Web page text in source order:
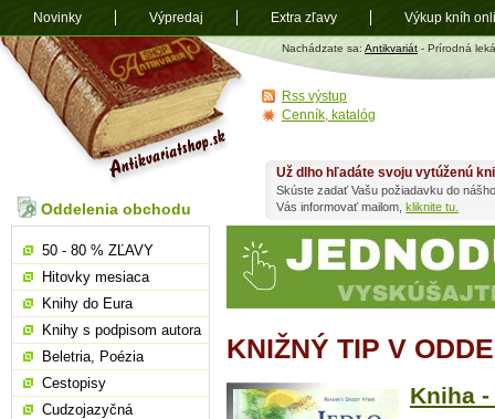
Antikvariát
shop.sk
Nachádzate sa: Antikvariát - Prírodná
KNIŽNÝ TIP V
Kniha
Už dlho hľadáte svoju vytúženú
Skúste zadať Vašu požiadavku do
Vás informovať mailom, kliknite tu.
Oddelenia obchodu
50 - 80 % ZĽAVY
Hitovky mesiaca
Knihy do Eura
Knihy s podpisom autora
Beletria, Poézia
Cestopisy
Cudzojazyčná
Rss výstup
Cenník, katalóg
Novinky Výpredaj Extra zľavy Výkup kníh